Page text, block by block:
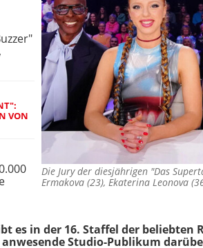
Die Jury der diesjährigen "Das
Ermakova (23), Ekaterina Leonova
VON
es in der 16. Staffel der beliebten
Studio-Publikum